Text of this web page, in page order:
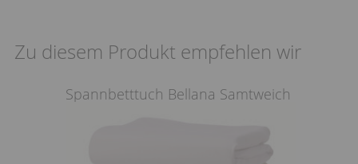
Zu diesem Produkt empfehlen wir
Spannbetttuch Bellana Samtweich